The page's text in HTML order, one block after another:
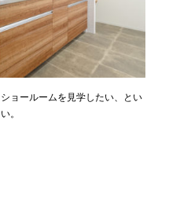
ョールームを見学したい、とい
。